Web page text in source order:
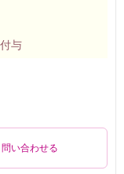
与
問い合わせる